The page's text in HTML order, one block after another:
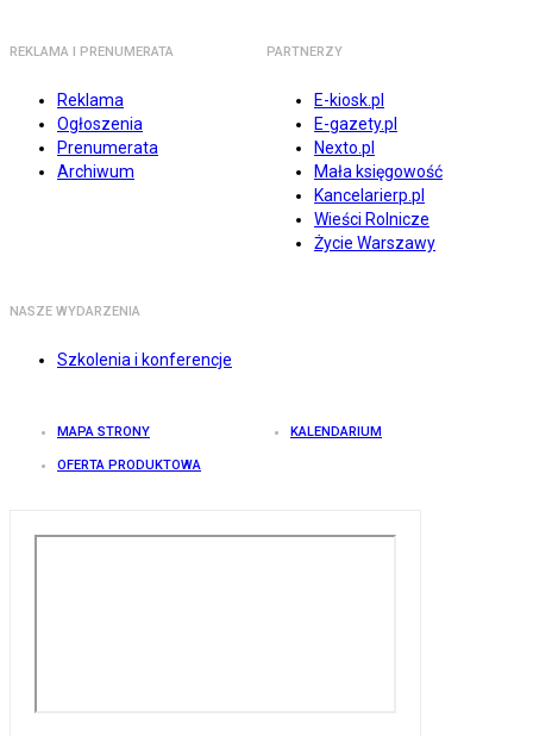
REKLAMA I PRENUMERATA
Reklama
Ogłoszenia
Prenumerata
Archiwum
PARTNERZY
E-kiosk.pl
E-gazety.pl
Nexto.pl
Mała księgowość
Kancelarierp.pl
Wieści Rolnicze
Życie Warszawy
NASZE WYDARZENIA
Szkolenia i konferencje
MAPA STRONY KALENDARIUM
OFERTA PRODUKTOWA